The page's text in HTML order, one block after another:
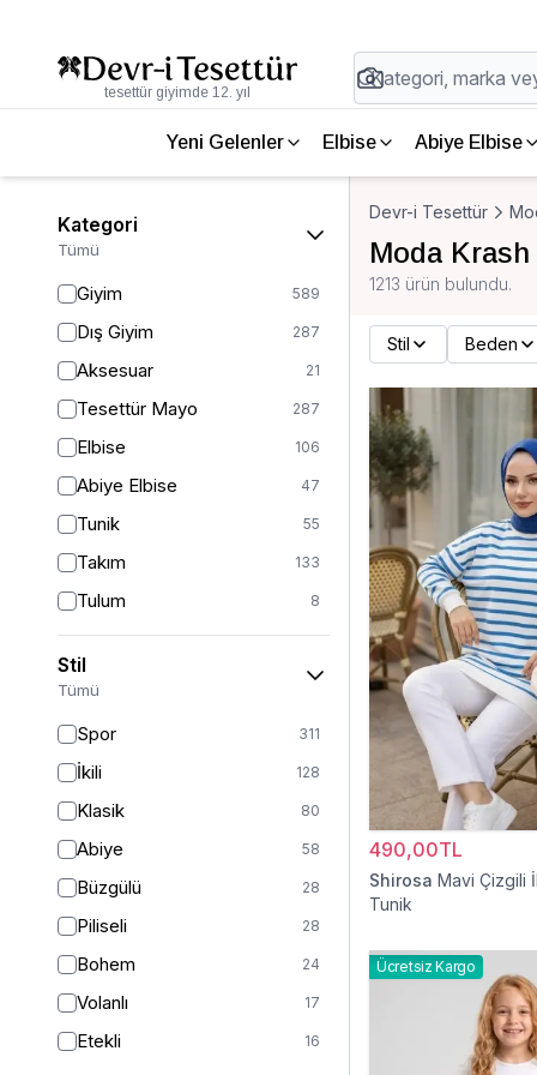
tesettür giyimde 12. yıl
Yeni Gelenler Elbise Abiye Elbise
Kategori
Tümü
Giyim 589
Dış Giyim 287
Aksesuar 21
Tesettür Mayo 287
Elbise 106
Abiye Elbise 47
Tunik 55
Takım 133
Tulum 8
Pantolon 148
Etek 19
Stil
Tümü
Spor 311
İkili 128
Klasik 80
Abiye 58
Büzgülü 28
Piliseli 28
Bohem 24
Volanlı 17
Etekli 16
Devr-i Tesettür
Moda Krash
1213 ürün bulundu.
Stil Beden
490,00TL
Shirosa Mavi Çizgili
Tunik
Ücretsiz Kargo